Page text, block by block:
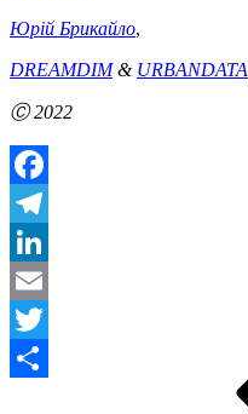
Юрій Брикайло,
DREAMDIM& URBANDATA
Ⓒ 2022
Facebook
Telegram
LinkedIn
Email
Twitter